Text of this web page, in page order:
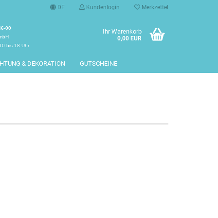
DE Kundenlogin Merkzettel
00
bis 18 Uhr
Ihr Warenkorb
0,00 EUR
& DEKORATION GUTSCHEINE